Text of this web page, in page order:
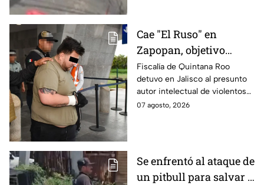
Cae "El Ruso" en
Zapopan, objetivo
prioritario en Playa del
Carmen
Fiscalía de Quintana Roo
detuvo en Jalisco al presunto
autor intelectual de violentos
ataques en fraccionamientos
07 agosto, 2026
Se enfrentó al ataque de
un pitbull para salvar a